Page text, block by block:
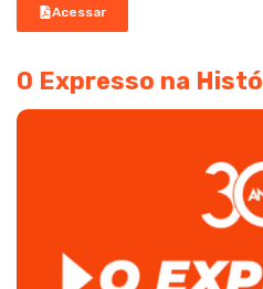
Acessar
O Expresso na